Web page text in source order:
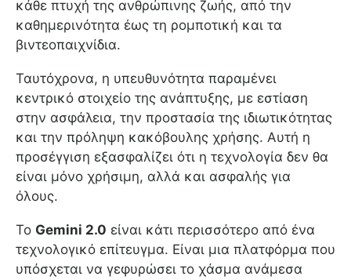
κάθε πτυχή της ανθρώπινης ζωής, από την
καθημερινότητα έως τη ρομποτική και τα
βιντεοπαιχνίδια.
Ταυτόχρονα, η υπευθυνότητα παραμένει
κεντρικό στοιχείο της ανάπτυξης, με εστίαση
στην ασφάλεια, την προστασία της ιδιωτικότητας
και την πρόληψη κακόβουλης χρήσης. Αυτή η
προσέγγιση εξασφαλίζει ότι η τεχνολογία δεν θα
είναι μόνο χρήσιμη, αλλά και ασφαλής για
όλους.
Το Gemini 2.0 είναι κάτι περισσότερο από ένα
τεχνολογικό επίτευγμα. Είναι μια πλατφόρμα που
υπόσχεται να γεφυρώσει το χάσμα ανάμεσα